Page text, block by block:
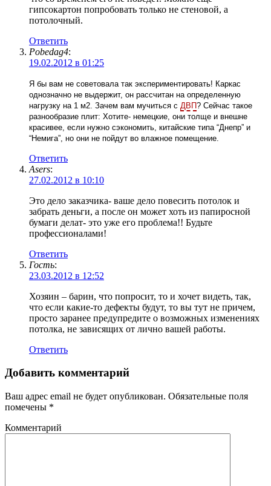
гипсокартон попробовать только не стеновой, а
потолочный.
Ответить
Pobedag4:
19.02.2012 в 01:25
Я бы вам не советовала так экспериментировать! Каркас
однозначно не выдержит, он рассчитан на определенную
нагрузку на 1 м2. Зачем вам мучиться с ДВП? Сейчас такое
разнообразие плит: Хотите- немецкие, они толще и внешне
красивее, если нужно сэкономить, китайские типа “Днепр” и
“Немига”, но они не пойдут во влажное помещение.
Ответить
Asers:
27.02.2012 в 10:10
Это дело заказчика- ваше дело повесить потолок и
забрать деньги, а после он может хоть из папиросной
бумаги делат- это уже его проблема!! Будьте
профессионалами!
Ответить
Гость:
23.03.2012 в 12:52
Хозяин – барин, что попросит, то и хочет видеть, так,
что если какие-то дефекты будут, то вы тут не причем,
просто заранее предупредите о возможных изменениях
потолка, не зависящих от лично вашей работы.
Ответить
Добавить комментарий
Ваш адрес email не будет опубликован. Обязательные поля
помечены *
Комментарий